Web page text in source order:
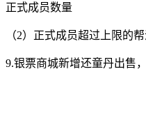
正式成员数量
（2）正式成员超过上限的
9.银票商城新增还童丹出售